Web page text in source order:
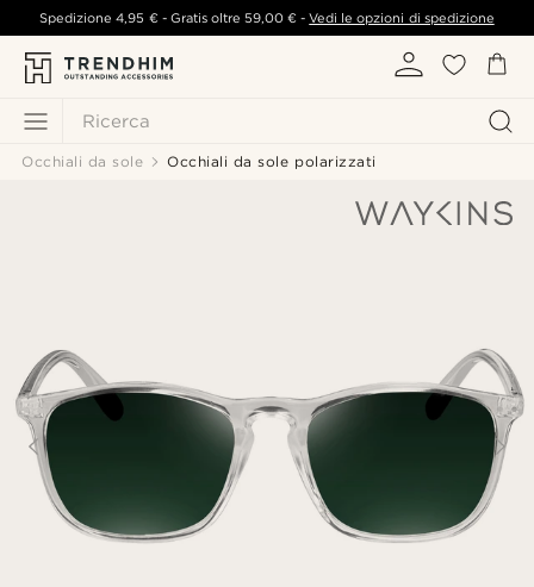
Ricerca
Spedizione4,95 €- Gratis oltre 59,00 € -Vedi le opzioni di spedizione
Occhiali da sole Occhiali da sole polarizzati